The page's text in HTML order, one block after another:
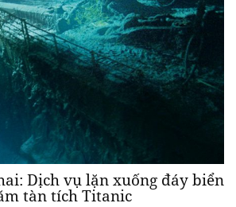
Dịch vụ lặn xuống đáy biển
tàn tích Titanic